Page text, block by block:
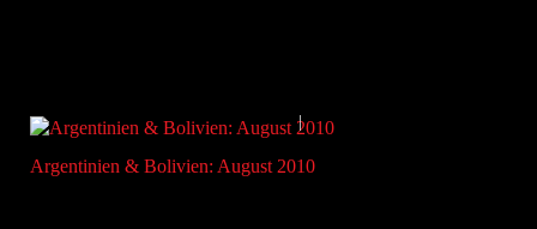
Argentinien & Bolivien: August 2010